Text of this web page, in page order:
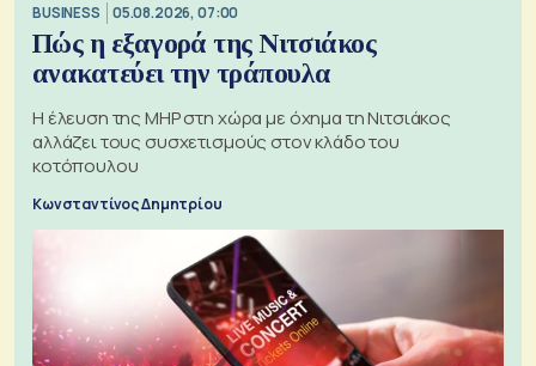
BUSINESS 05.08.2026, 07:00
Πώς η εξαγορά της Νιτσιάκος
ανακατεύει την τράπουλα
H έλευση της MHP στη χώρα με όχημα τη Νιτσιάκος
αλλάζει τους συσχετισμούς στον κλάδο του
κοτόπουλου
Κωνσταντίνος Δημητρίου